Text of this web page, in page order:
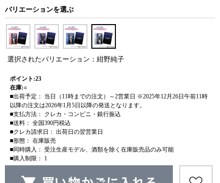
バリエーションを選ぶ
選択されたバリエーション：紺野純子
ポイント:23
在庫:○
■出荷予定： 当日（11時までの注文）～2営業日 ※2025年12月26日午前11時
以降の注文は2026年1月5日以降の発送となります。
■支払方法： クレカ・コンビニ・銀行振込
■送料： 全国390円税込
■クレカ請求日： 出荷日の翌営業日
■形態： 在庫販売
■同時購入： 受注生産モデル、酒類を除く在庫販売品のみ可能
■購入制限： 1